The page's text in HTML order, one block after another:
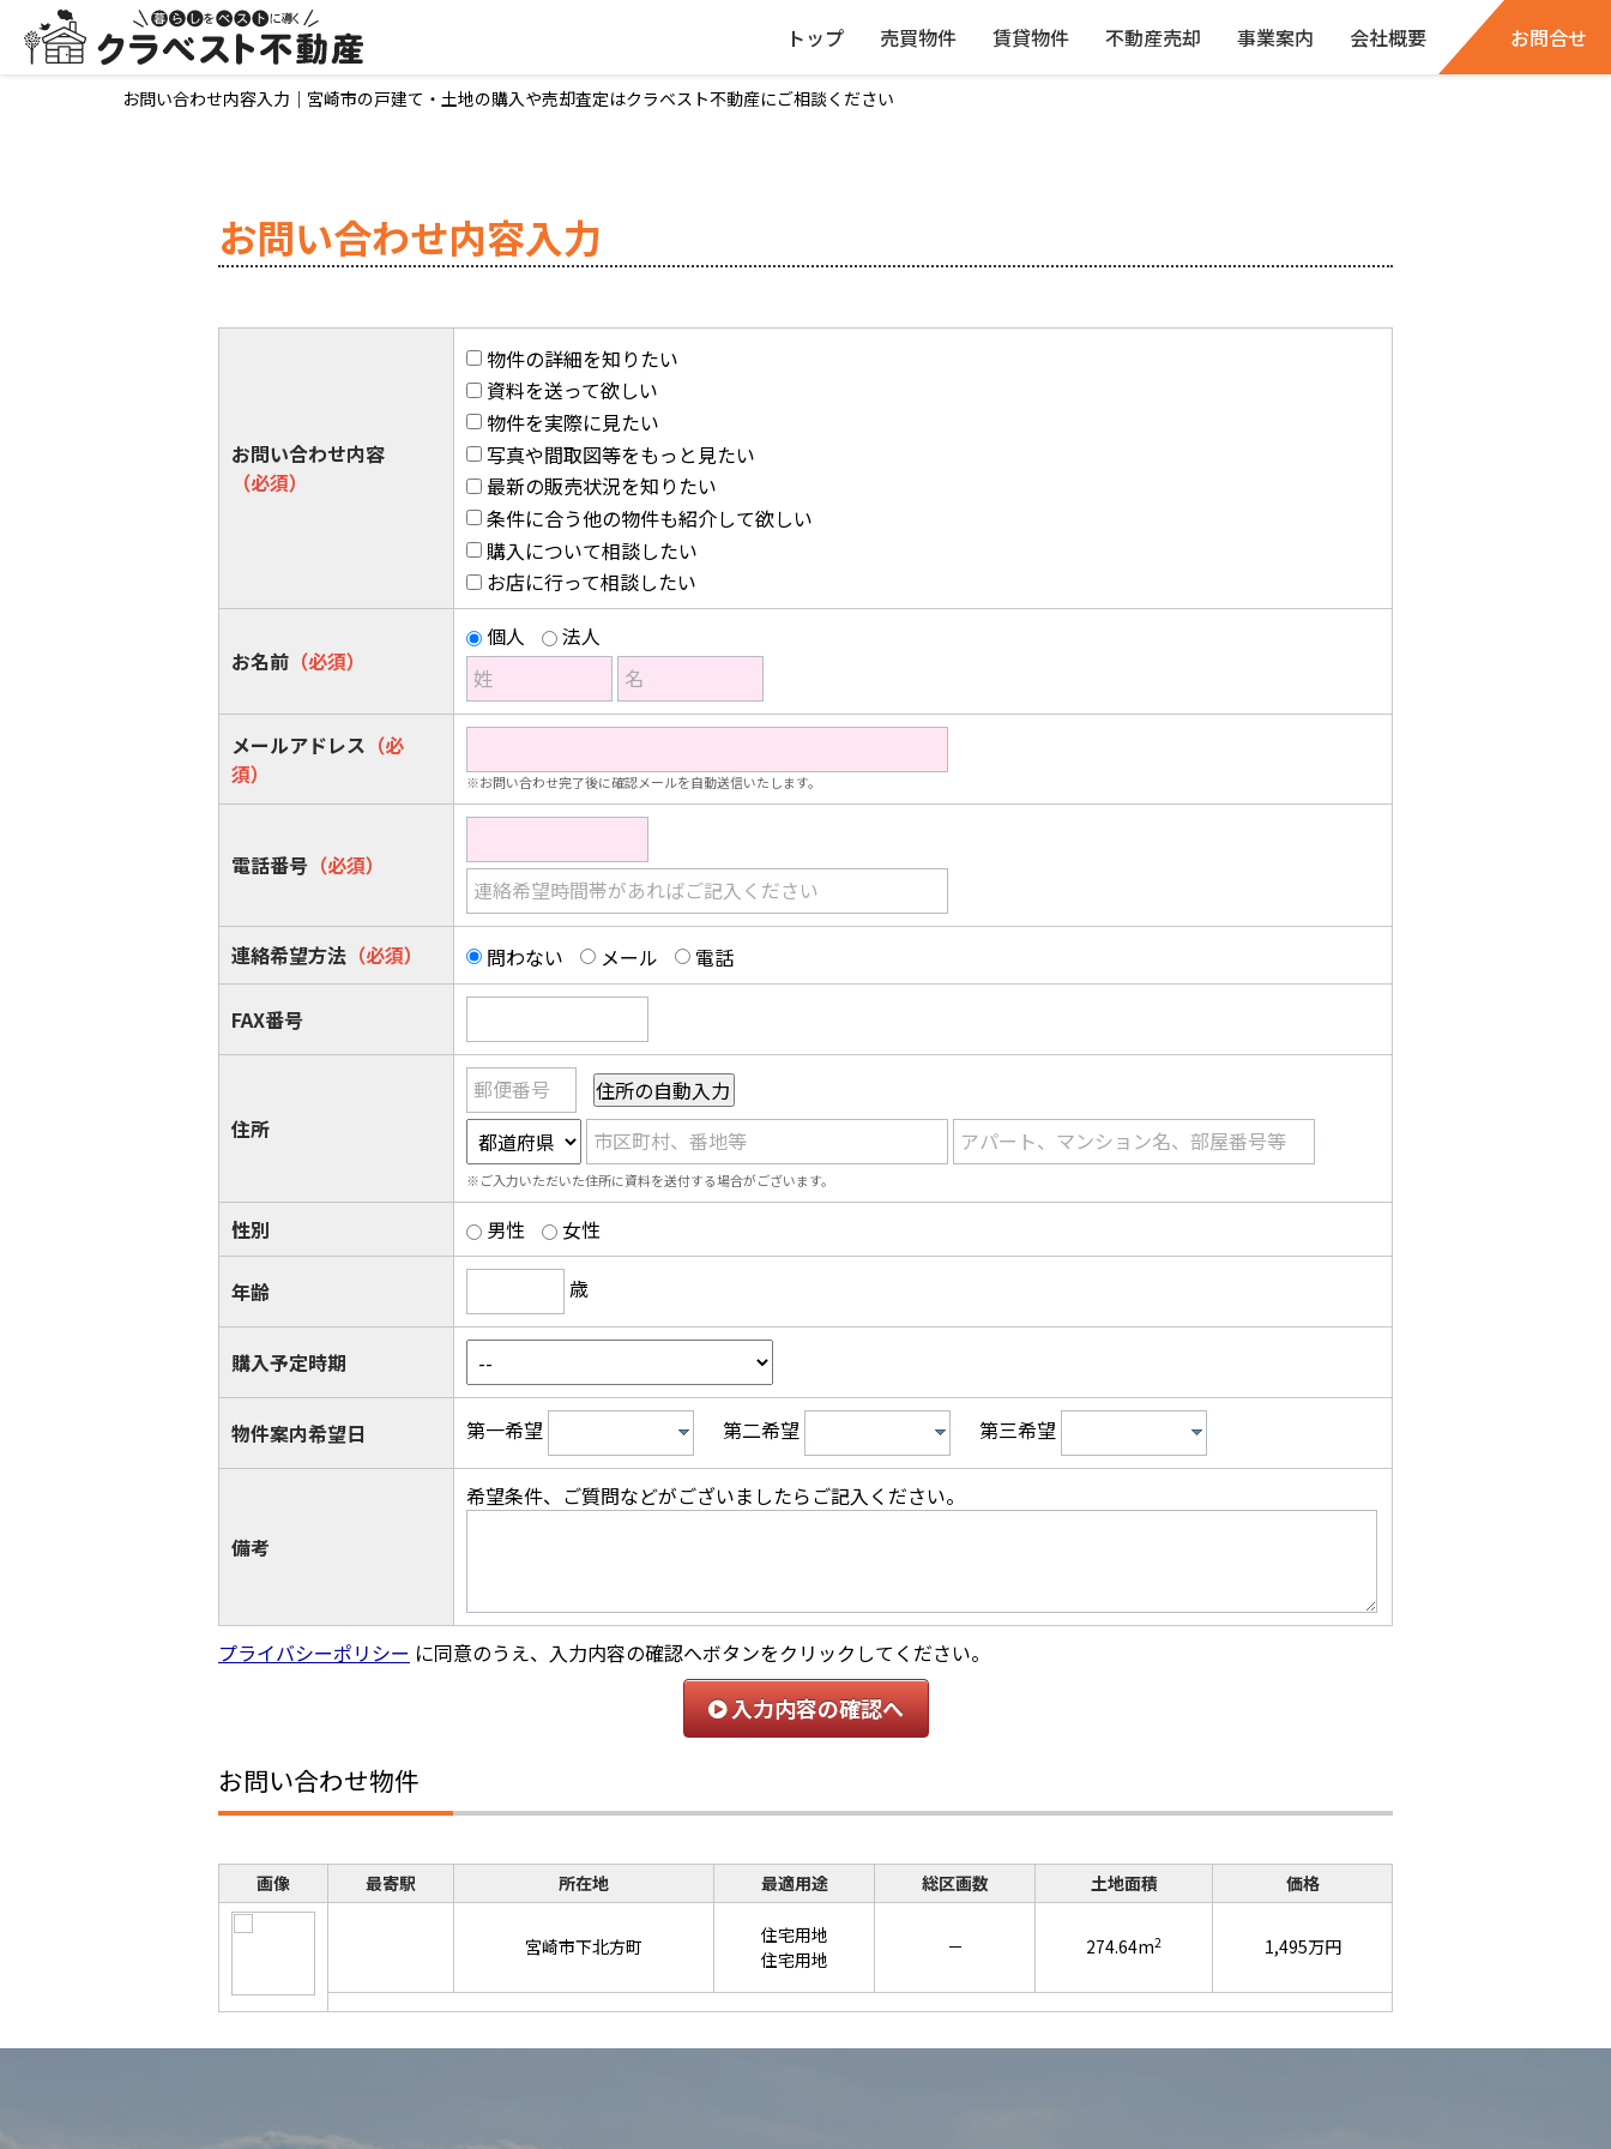
トップ 売買物件 賃貸物件 不動産売却 事業案内 会社概要 お問合せ
お問い合わせ内容入力｜宮崎市の戸建て・土地の購入や売却査定はクラベスト不動産にご相談ください
お問い合わせ内容入力
お問い合わせ内容
（必須）
物件の詳細を知りたい
資料を送って欲しい
物件を実際に見たい
写真や間取図等をもっと見たい
最新の販売状況を知りたい
条件に合う他の物件も紹介して欲しい
購入について相談したい
お店に行って相談したい
お名前 （必須）
個人
法人
姓
名
メールアドレス （必
須）
※お問い合わせ完了後に確認メールを自動送信いたします。
電話番号 （必須）
連絡希望時間帯があればご記入ください
連絡希望方法 （必須） 問わない メール 電話
FAX番号
住所
郵便番号
市区町村、番地等
アパート、マンション名、部屋番号等
※ご入力いただいた住所に資料を送付する場合がございます。
性別 男性 女性
年齢 歳
購入予定時期
物件案内希望日 第一希望 第二希望 第三希望
備考
希望条件、ご質問などがございましたらご記入ください。
プライバシーポリシー に同意のうえ、入力内容の確認へボタンをクリックしてください。
入力内容の確認へ
お問い合わせ物件
画像 最寄駅 所在地 最適用途 総区画数 土地面積 価格
宮崎市下北方町
住宅用地
住宅用地
－ 274.64m2 1,495万円